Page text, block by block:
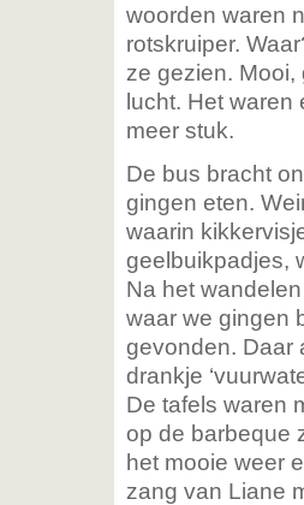
woorden waren
rotskruiper.
ze gezien.
lucht. Het waren
meer stuk.
De bus bracht
gingen eten.
waarin
geelbuikpadjes,
Na het
waar we gingen
gevonden. Daar
drankje
De tafels waren
op de barbeque
het mooie weer
zang van Liane